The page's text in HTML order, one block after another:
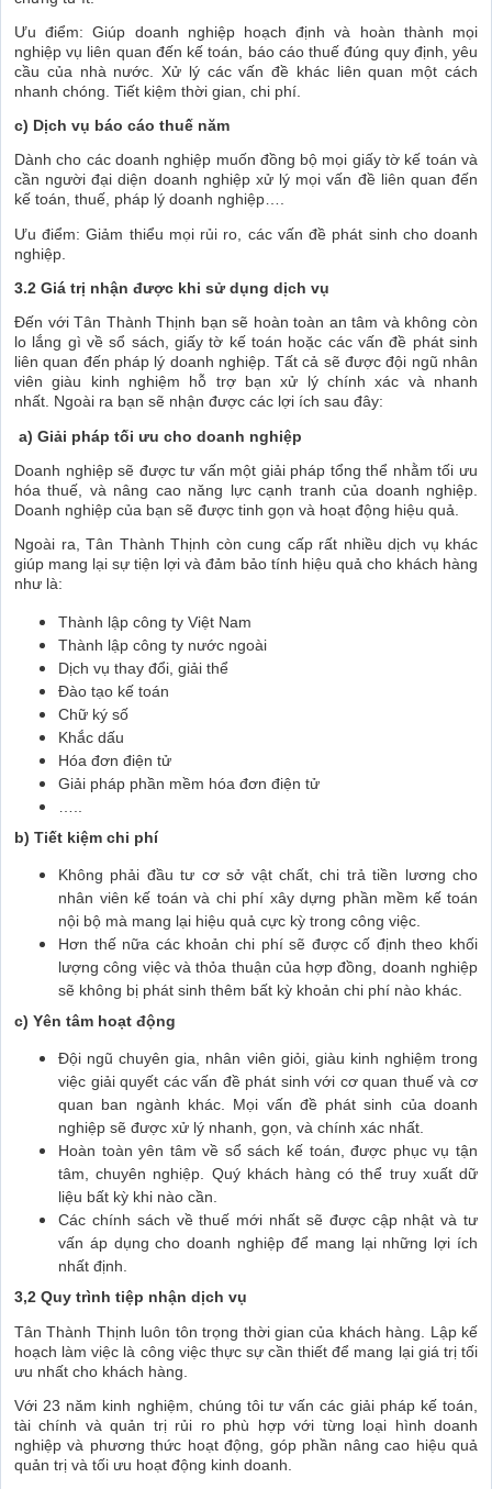
Ưu điểm: Giúp doanh nghiệp hoạch định và hoàn thành mọi
nghiệp vụ liên quan đến kế toán, báo cáo thuế đúng quy định, yêu
cầu của nhà nước. Xử lý các vấn đề khác liên quan một cách
nhanh chóng. Tiết kiệm thời gian, chi phí.
c) Dịch vụ báo cáo thuế năm
Dành cho các doanh nghiệp muốn đồng bộ mọi giấy tờ kế toán và
cần người đại diện doanh nghiệp xử lý mọi vấn đề liên quan đến
kế toán, thuế, pháp lý doanh nghiệp….
Ưu điểm: Giảm thiểu mọi rủi ro, các vấn đề phát sinh cho doanh
nghiệp.
3.2 Giá trị nhận được khi sử dụng dịch vụ
Đến với Tân Thành Thịnh bạn sẽ hoàn toàn an tâm và không còn
lo lắng gì về sổ sách, giấy tờ kế toán hoặc các vấn đề phát sinh
liên quan đến pháp lý doanh nghiệp. Tất cả sẽ được đội ngũ nhân
viên giàu kinh nghiệm hỗ trợ bạn xử lý chính xác và nhanh
nhất. Ngoài ra bạn sẽ nhận được các lợi ích sau đây:
a) Giải pháp tối ưu cho doanh nghiệp
Doanh nghiệp sẽ được tư vấn một giải pháp tổng thể nhằm tối ưu
hóa thuế, và nâng cao năng lực cạnh tranh của doanh nghiệp.
Doanh nghiệp của bạn sẽ được tinh gọn và hoạt động hiệu quả.
Ngoài ra, Tân Thành Thịnh còn cung cấp rất nhiều dịch vụ khác
giúp mang lại sự tiện lợi và đảm bảo tính hiệu quả cho khách hàng
như là:
Thành lập công ty Việt Nam
Thành lập công ty nước ngoài
Dịch vụ thay đổi, giải thể
Đào tạo kế toán
Chữ ký số
Khắc dấu
Hóa đơn điện tử
Giải pháp phần mềm hóa đơn điện tử
b) Tiết kiệm chi phí
Không phải đầu tư cơ sở vật chất, chi trả tiền lương cho
nhân viên kế toán và chi phí xây dựng phần mềm kế toán
nội bộ mà mang lại hiệu quả cực kỳ trong công việc.
Hơn thế nữa các khoản chi phí sẽ được cố định theo khối
lượng công việc và thỏa thuận của hợp đồng, doanh nghiệp
sẽ không bị phát sinh thêm bất kỳ khoản chi phí nào khác.
c) Yên tâm hoạt động
Đội ngũ chuyên gia, nhân viên giỏi, giàu kinh nghiệm trong
việc giải quyết các vấn đề phát sinh với cơ quan thuế và cơ
quan ban ngành khác. Mọi vấn đề phát sinh của doanh
nghiệp sẽ được xử lý nhanh, gọn, và chính xác nhất.
Hoàn toàn yên tâm về sổ sách kế toán, được phục vụ tận
tâm, chuyên nghiệp. Quý khách hàng có thể truy xuất dữ
liệu bất kỳ khi nào cần.
Các chính sách về thuế mới nhất sẽ được cập nhật và tư
vấn áp dụng cho doanh nghiệp để mang lại những lợi ích
nhất định.
3,2 Quy trình tiệp nhận dịch vụ
Tân Thành Thịnh luôn tôn trọng thời gian của khách hàng. Lập kế
hoạch làm việc là công việc thực sự cần thiết để mang lại giá trị tối
ưu nhất cho khách hàng.
Với 23 năm kinh nghiệm, chúng tôi tư vấn các giải pháp kế toán,
tài chính và quản trị rủi ro phù hợp với từng loại hình doanh
nghiệp và phương thức hoạt động, góp phần nâng cao hiệu quả
quản trị và tối ưu hoạt động kinh doanh.